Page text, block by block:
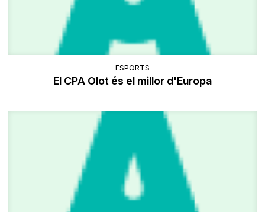
ESPORTS
El CPA Olot és el millor d'Europa